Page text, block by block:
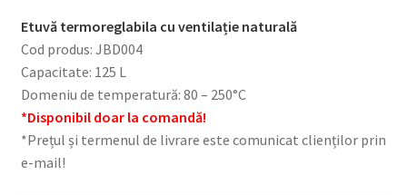
Etuvă termoreglabila cu ventilație naturală
Cod produs: JBD004
Capacitate: 125 L
Domeniu de temperatură: 80 – 250°C
*Disponibil doar la comandă!
*Prețul și termenul de livrare este comunicat clienților prin
e-mail!